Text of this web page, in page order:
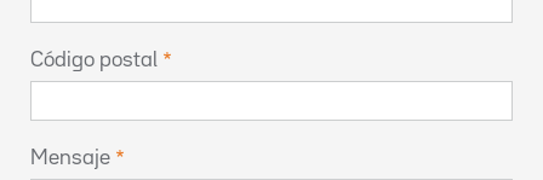
Código postal
Mensaje